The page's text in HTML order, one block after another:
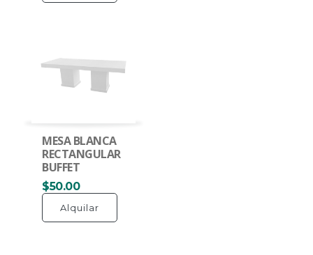
MESA BLANCA
RECTANGULAR
BUFFET
$50.00
Alquilar